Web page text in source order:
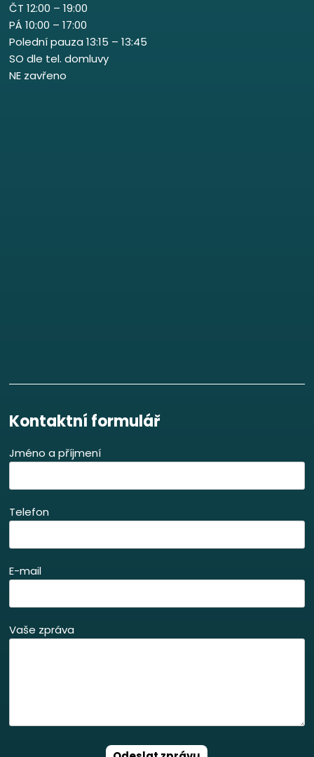
ČT 12:00 – 19:00
PÁ 10:00 – 17:00
Polední pauza 13:15 – 13:45
SO dle tel. domluvy
NE zavřeno
Kontaktní formulář
Jméno a příjmení
Telefon
E-mail
Vaše zpráva